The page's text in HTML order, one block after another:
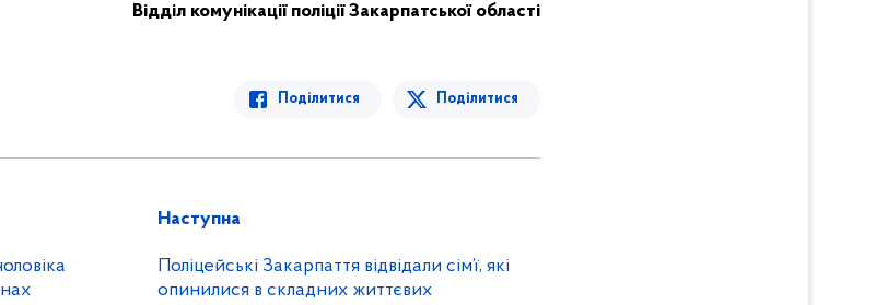
Відділ комунікації поліції Закарпатської області
Поділитися Поділитися
Наступна
Поліцейські Закарпаття відвідали сім’ї, які
опинилися в складних життєвих